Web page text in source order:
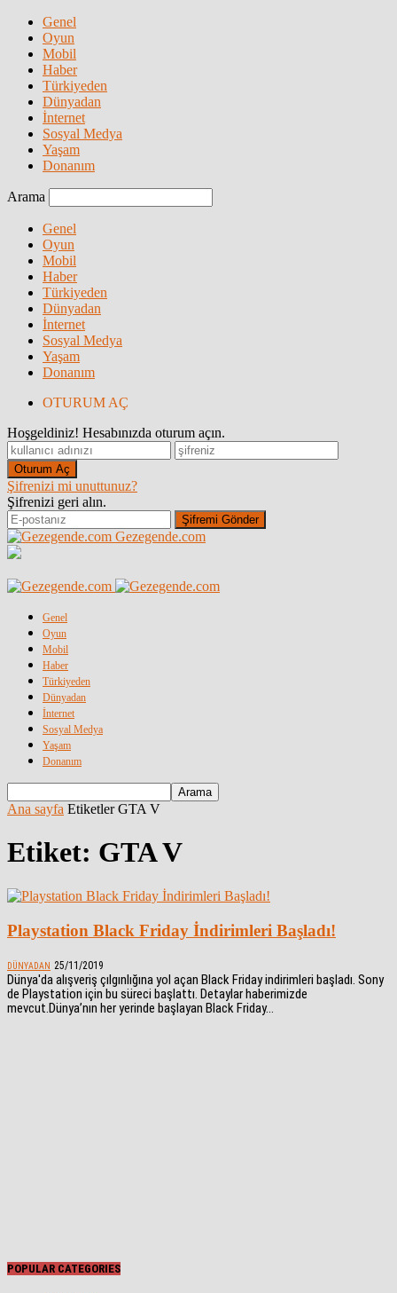
Genel
Oyun
Mobil
Haber
Türkiyeden
Dünyadan
İnternet
Sosyal Medya
Yaşam
Donanım
Arama
Genel
Oyun
Mobil
Haber
Türkiyeden
Dünyadan
İnternet
Sosyal Medya
Yaşam
Donanım
OTURUM AÇ
Hoşgeldiniz! Hesabınızda oturum açın.
Şifrenizi mi unuttunuz?
Şifrenizi geri alın.
Gezegende.com
Genel
Oyun
Mobil
Haber
Türkiyeden
Dünyadan
İnternet
Sosyal Medya
Yaşam
Donanım
Ana sayfa Etiketler GTA V
Etiket: GTA V
Playstation Black Friday İndirimleri Başladı!
DÜNYADAN 25/11/2019
Dünya'da alışveriş çılgınlığına yol açan Black Friday indirimleri başladı. Sony
de Playstation için bu süreci başlattı. Detaylar haberimizde
mevcut.Dünya’nın her yerinde başlayan Black Friday...
POPULAR CATEGORIES